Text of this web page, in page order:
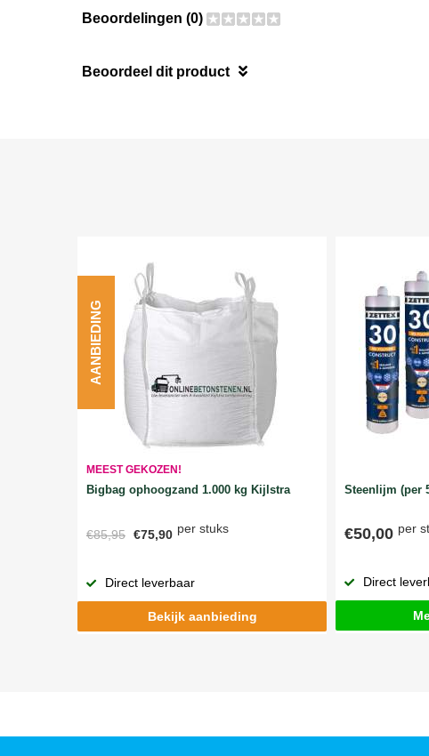
Beoordelingen (0)
Beoordeel dit product
MEEST GEKOZEN!
Bigbag ophoogzand 1.000 kg Kijlstra
€85,95 €75,90 per stuks
AANBIEDING
Direct leverbaar
Bekijk aanbieding
Steenlijm (per
€50,00 per
Direct